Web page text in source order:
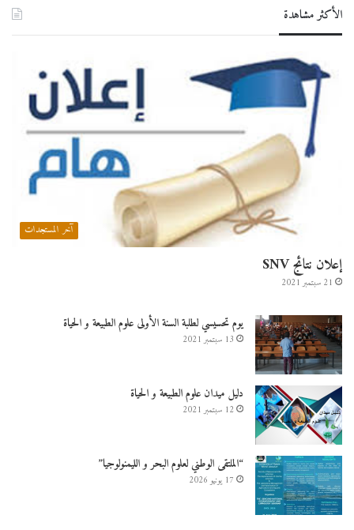
الأكثر مشاهدة
آخر المستجدات
إعلان نتائج SNV
21 سبتمبر 2021
يوم تحسيسي لطلبة السنة الأولى علوم الطبيعة و الحياة
13 سبتمبر 2021
دليل ميدان علوم الطبيعة و الحياة
12 سبتمبر 2021
“الملتقى الوطني لعلوم البحر و الليمنولوجيا”
17 يونيو 2026